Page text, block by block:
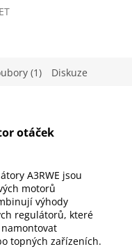
(1) Diskuze
otáček
A3RWE jsou
motorů
výhody
regulátorů, které
topných zařízeních.